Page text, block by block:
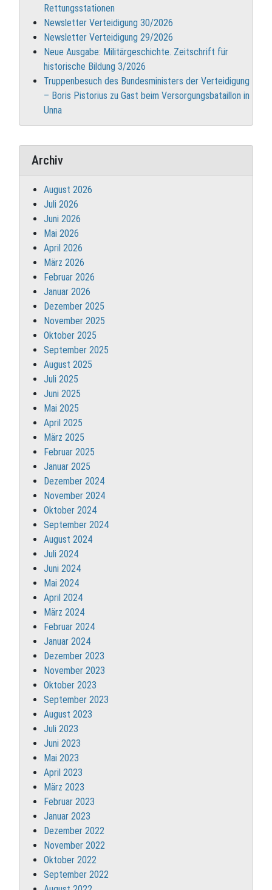
Rettungsstationen
Newsletter Verteidigung 30/2026
Newsletter Verteidigung 29/2026
Neue Ausgabe: Militärgeschichte. Zeitschrift für
historische Bildung 3/2026
Truppenbesuch des Bundesministers der Verteidigung
– Boris Pistorius zu Gast beim Versorgungsbataillon in
Unna
Archiv
August 2026
Juli 2026
Juni 2026
Mai 2026
April 2026
März 2026
Februar 2026
Januar 2026
Dezember 2025
November 2025
Oktober 2025
September 2025
August 2025
Juli 2025
Juni 2025
Mai 2025
April 2025
März 2025
Februar 2025
Januar 2025
Dezember 2024
November 2024
Oktober 2024
September 2024
August 2024
Juli 2024
Juni 2024
Mai 2024
April 2024
März 2024
Februar 2024
Januar 2024
Dezember 2023
November 2023
Oktober 2023
September 2023
August 2023
Juli 2023
Juni 2023
Mai 2023
April 2023
März 2023
Februar 2023
Januar 2023
Dezember 2022
November 2022
Oktober 2022
September 2022